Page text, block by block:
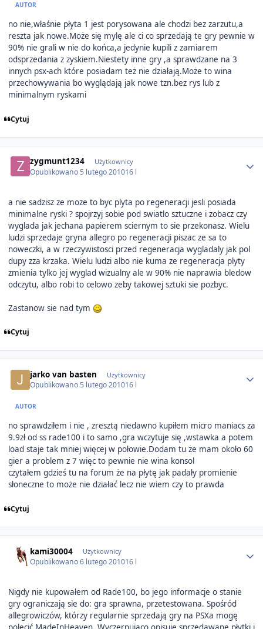
AUTOR
no nie,właśnie płyta 1 jest porysowana ale chodzi bez zarzutu,a
reszta jak nowe.Może się mylę ale ci co sprzedają te gry pewnie w
90% nie grali w nie do końca,a jedynie kupili z zamiarem
odsprzedania z zyskiem.Niestety inne gry ,a sprawdzane na 3
innych psx-ach które posiadam też nie działają.Może to wina
przechowywania bo wyglądają jak nowe tzn.bez rys lub z
minimalnym ryskami
Cytuj
zygmunt1234 Użytkownicy
Opublikowano 5 lutego 201016 l
a nie sadzisz ze moze to byc plyta po regeneracji jesli posiada
minimalne ryski ? spojrzyj sobie pod swiatlo sztuczne i zobacz czy
wyglada jak jechana papierem sciernym to sie przekonasz. Wielu
ludzi sprzedaje gryna allegro po regeneracji piszac ze sa to
noweczki, a w rzeczywistosci przed regeneracja wygladaly jak pol
dupy zza krzaka. Wielu ludzi albo nie kuma ze regeneracja plyty
zmienia tylko jej wyglad wizualny ale w 90% nie naprawia bledow
odczytu, albo robi to celowo zeby takowej sztuki sie pozbyc.
Zastanow sie nad tym
Cytuj
jarko van basten Użytkownicy
Opublikowano 5 lutego 201016 l
AUTOR
no sprawdziłem i nie , zresztą niedawno kupiłem micro maniacs za
9.9zł od ss rade100 i to samo ,gra wczytuje się ,wstawka a potem
load staje tak mniej więcej w połowie.Dodam tu że mam około 60
gier a problem z 7 więc to pewnie nie wina konsol
czytałem gdzieś tu na forum że na płytę jak padały promienie
słoneczne to może nie działać lecz nie wiem czy to prawda
Cytuj
kami30004 Użytkownicy
Opublikowano6 lutego 201016 l
Nigdy nie kupowałem od Rade100, bo jego informacje o stanie
gry ograniczają sie do: gra sprawna, przetestowana. Spośród
allegrowiczów, którzy regularnie sprzedają gry na PSXa mogę